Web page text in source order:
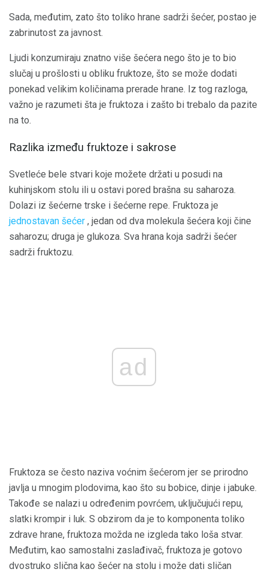
Sada, međutim, zato što toliko hrane sadrži šećer, postao je
zabrinutost za javnost.
Ljudi konzumiraju znatno više šećera nego što je to bio
slučaj u prošlosti u obliku fruktoze, što se može dodati
ponekad velikim količinama prerade hrane. Iz tog razloga,
važno je razumeti šta je fruktoza i zašto bi trebalo da pazite
na to.
Razlika između fruktoze i sakrose
Svetleće bele stvari koje možete držati u posudi na
kuhinjskom stolu ili u ostavi pored brašna su saharoza.
Dolazi iz šećerne trske i šećerne repe. Fruktoza je
jednostavan šećer , jedan od dva molekula šećera koji čine
saharozu; druga je glukoza. Sva hrana koja sadrži šećer
sadrži fruktozu.
ad
Fruktoza se često naziva voćnim šećerom jer se prirodno
javlja u mnogim plodovima, kao što su bobice, dinje i jabuke.
Takođe se nalazi u određenim povrćem, uključujući repu,
slatki krompir i luk. S obzirom da je to komponenta toliko
zdrave hrane, fruktoza možda ne izgleda tako loša stvar.
Međutim, kao samostalni zaslađivač, fruktoza je gotovo
dvostruko slična kao šećer na stolu i može dati sličan